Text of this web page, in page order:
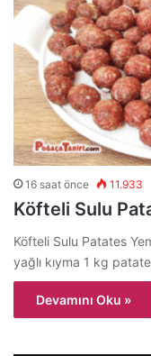
16 saat önce 11.933
Köfteli Sulu
Köfteli Sulu Patates
yağlı kıyma 1 kg
Devamını Oku »